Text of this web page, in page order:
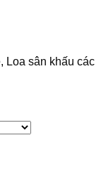
Loa sân khấu các